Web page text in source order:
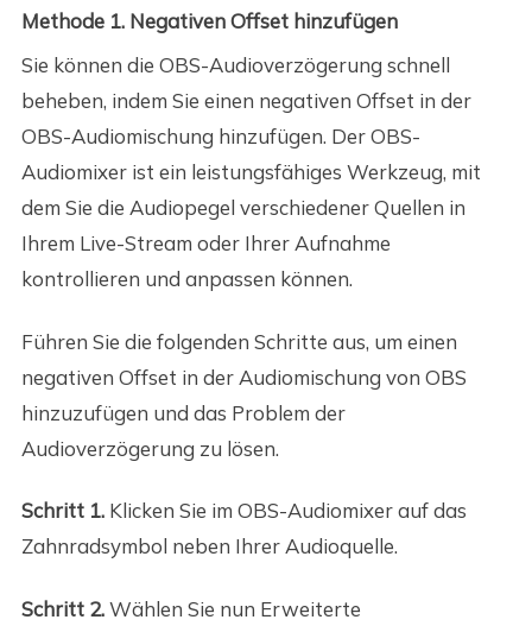
Methode 1. Negativen Offset hinzufügen
Sie können die OBS-Audioverzögerung schnell
beheben, indem Sie einen negativen Offset in der
OBS-Audiomischung hinzufügen. Der OBS-
Audiomixer ist ein leistungsfähiges Werkzeug, mit
dem Sie die Audiopegel verschiedener Quellen in
Ihrem Live-Stream oder Ihrer Aufnahme
kontrollieren und anpassen können.
Führen Sie die folgenden Schritte aus, um einen
negativen Offset in der Audiomischung von OBS
hinzuzufügen und das Problem der
Audioverzögerung zu lösen.
Schritt 1.Klicken Sie im OBS-Audiomixer auf das
Zahnradsymbol neben Ihrer Audioquelle.
Schritt 2.Wählen Sie nun Erweiterte